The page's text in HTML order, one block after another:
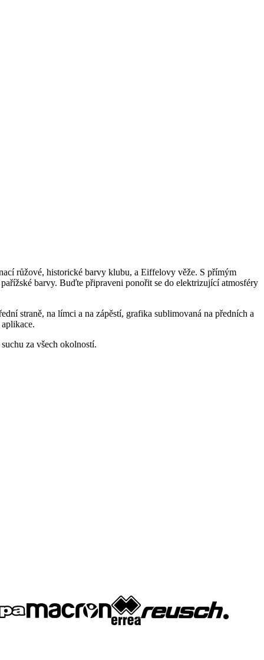
růžové, historické barvy klubu, a Eiffelovy věže. S přímým
barvy. Buďte připraveni ponořit se do elektrizující atmosféry
straně, na límci a na zápěstí, grafika sublimovaná na předních a
za všech okolností.